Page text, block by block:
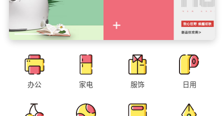
办公 家电 服饰 日用